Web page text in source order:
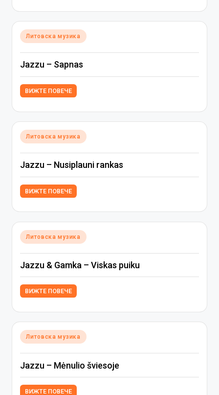
Posted
in
Литовска музика
Jazzu – Sapnas
ВИЖТЕ ПОВЕЧЕ
Posted
in
Литовска музика
Jazzu – Nusiplauni rankas
ВИЖТЕ ПОВЕЧЕ
Posted
in
Литовска музика
Jazzu & Gamka – Viskas puiku
ВИЖТЕ ПОВЕЧЕ
Posted
in
Литовска музика
Jazzu – Mėnulio šviesoje
ВИЖТЕ ПОВЕЧЕ